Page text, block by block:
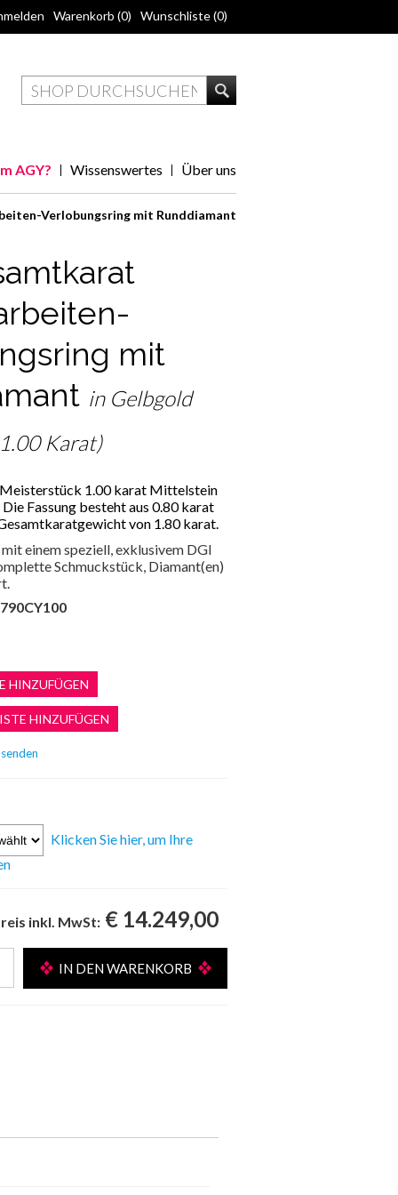
Warenkorb (0) Wunschliste(0)
Über uns
Wissenswertes
AGY?
Verlobungsring mit Runddiamant
mit
in Gelbgold
Karat)
Meisterstück 1.00 karat Mittelstein
Fassung besteht aus 0.80 karat
von 1.80 karat.
einem speziell, exklusivem DGI
Schmuckstück, Diamant(en)
Klicken Sie hier, um Ihre
inkl. MwSt: € 14.249,00